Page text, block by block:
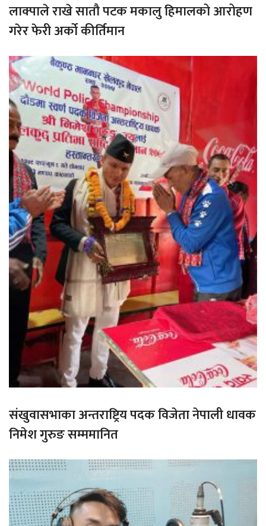
लाक्पाले राखे सातौ पटक मकालु हिमालको आरोहण
गरेर फेरी अर्को कीर्तिमान
संखुवासभाका अन्तराष्ट्रिय पदक विजेता नेपाली धावक
निमेश गुरुङ सम्ममानित